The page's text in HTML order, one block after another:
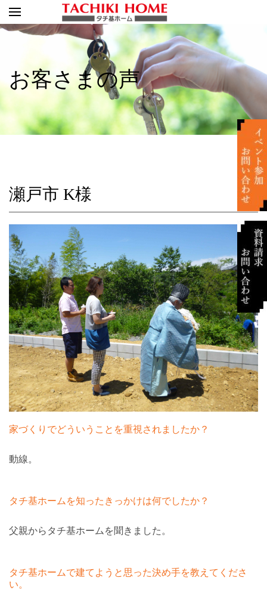
お客さまの声
瀬戸市 K様
家づくりでどういうことを重視されましたか？
動線。
タチ基ホームを知ったきっかけは何でしたか？
父親からタチ基ホームを聞きました。
タチ基ホームで建てようと思った決め手を教えてくださ
い。